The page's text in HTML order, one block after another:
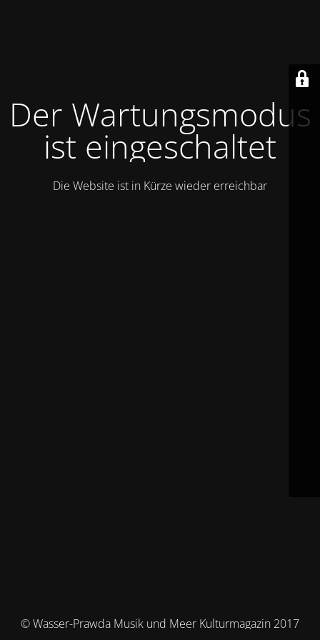
Der Wartungsmodus
ist eingeschaltet
Die Website ist in Kürze wieder erreichbar
© Wasser-Prawda Musik und Meer Kulturmagazin 2017